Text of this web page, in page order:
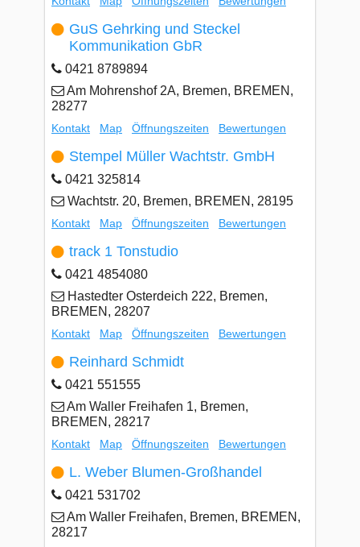
GuS Gehrking und Steckel
Kommunikation GbR
0421 8789894
Am Mohrenshof 2A, Bremen, BREMEN,
28277
Kontakt Map Öffnungszeiten Bewertungen
Stempel Müller Wachtstr. GmbH
0421 325814
Wachtstr. 20, Bremen, BREMEN, 28195
Kontakt Map Öffnungszeiten Bewertungen
track 1 Tonstudio
0421 4854080
Hastedter Osterdeich 222, Bremen,
BREMEN, 28207
Kontakt Map Öffnungszeiten Bewertungen
Reinhard Schmidt
0421 551555
Am Waller Freihafen 1, Bremen,
BREMEN, 28217
Kontakt Map Öffnungszeiten Bewertungen
L. Weber Blumen-Großhandel
0421 531702
Am Waller Freihafen, Bremen, BREMEN,
28217